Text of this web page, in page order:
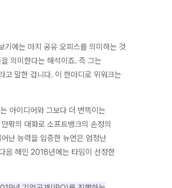
에는 마치 공유 오피스를 의미하는 것
의미한다는 해석이죠. 즉 그는
고 말한 겁니다. 이 한마디로 위워크는
아이디어와 그보다 더 번뜩이는
팎의 대화로 소프트뱅크의 손정의
난 능력을 입증한 뉴먼은 엄청난
음 해인 2018년에는 타임이 선정한